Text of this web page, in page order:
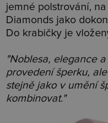
jemné polstrování,
Diamonds jako
Do krabičky je
"Noblesa, elegance
provedení šperku,
stejně jako v umění
kombinovat."